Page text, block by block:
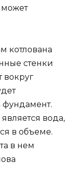
может
котлована
стенки
вокруг
вода,
в объеме.
в нем